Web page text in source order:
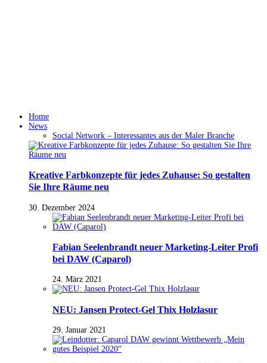
Home
News
Social Network – Interessantes aus der Maler Branche
Kreative Farbkonzepte für jedes Zuhause: So gestalten
Sie Ihre Räume neu
30. Dezember 2024
Fabian Seelenbrandt neuer Marketing-Leiter Profi
bei DAW (Caparol)
24. März 2021
NEU: Jansen Protect-Gel Thix Holzlasur
29. Januar 2021